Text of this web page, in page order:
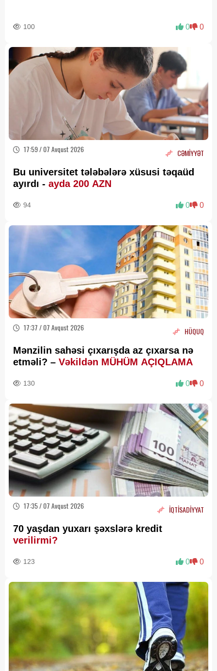
100 0 0
17:59 / 07 Avqust 2026 CƏMİYYƏT
Bu universitet tələbələrə xüsusi təqaüd
ayırdı - ayda 200 AZN
94 0 0
17:37 / 07 Avqust 2026 HÜQUQ
Mənzilin sahəsi çıxarışda az çıxarsa nə
etməli? – Vəkildən MÜHÜM AÇIQLAMA
130 0 0
17:35 / 07 Avqust 2026 İQTİSADİYYAT
70 yaşdan yuxarı şəxslərə kredit
verilirmi?
123 0 0